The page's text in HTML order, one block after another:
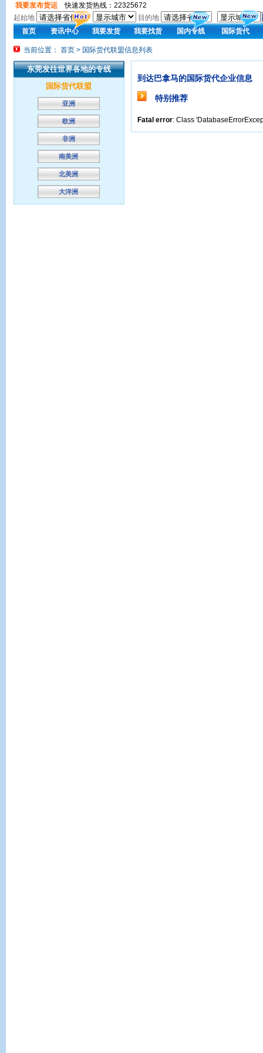
我要发布货运快速发货热线：22325672
起始地
目的地
首页
资讯中心 我要发货 我要找货 国内专线 国际货代
当前位置： 首页 > 国际货代联盟信息列表
东莞发往世界各地的专线
国际货代联盟
亚洲
欧洲
非洲
南美洲
北美洲
大洋洲
到达巴拿马的国际货代企业信息
特别推荐
Fatal error: Class